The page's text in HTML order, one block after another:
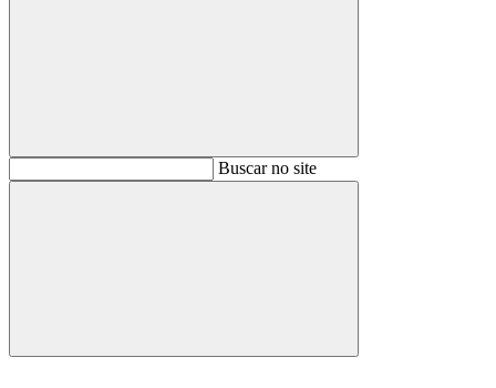
BuscarBuscar no site
Buscar